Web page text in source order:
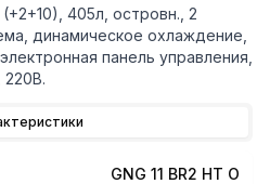
(+2+10), 405л, островн., 2
динамическое охлаждение,
панель управления,
220В.
GNG 11 BR2 HT O